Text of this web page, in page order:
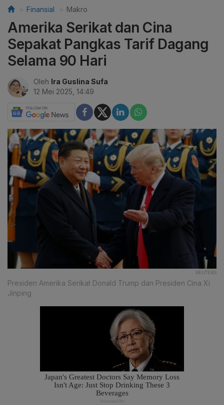
Finansial Makro
Amerika Serikat dan Cina
Sepakat Pangkas Tarif Dagang
Selama 90 Hari
Oleh Ira Guslina Sufa
12 Mei 2025, 14:49
REUTERS
Presiden Amerika Serikat Donald Trump dan Presiden Cina Xi
Jinping